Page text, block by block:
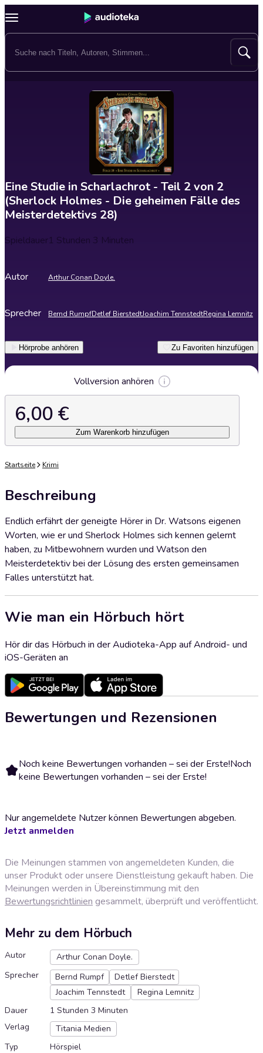
Eine Studie in Scharlachrot - Teil 2 von 2
(Sherlock Holmes - Die geheimen Fälle des
Meisterdetektivs 28)
Spieldauer1 Stunden 3 Minuten
Autor Arthur Conan Doyle.
Sprecher Bernd RumpfDetlef BierstedtJoachim TennstedtRegina Lemnitz
Hörprobe anhören Zu Favoriten hinzufügen
Vollversion anhören
6,00 €
Zum Warenkorb hinzufügen
Startseite Krimi
Beschreibung
Endlich erfährt der geneigte Hörer in Dr. Watsons eigenen
Worten, wie er und Sherlock Holmes sich kennen gelernt
haben, zu Mitbewohnern wurden und Watson den
Meisterdetektiv bei der Lösung des ersten gemeinsamen
Falles unterstützt hat.
Wie man ein Hörbuch hört
Hör dir das Hörbuch in der Audioteka-App auf Android- und
iOS-Geräten an
Bewertungen und Rezensionen
Noch keine Bewertungen vorhanden – sei der Erste!Noch
keine Bewertungen vorhanden – sei der Erste!
Nur angemeldete Nutzer können Bewertungen abgeben.
Jetzt anmelden
Die Meinungen stammen von angemeldeten Kunden, die
unser Produkt oder unsere Dienstleistung gekauft haben. Die
Meinungen werden in Übereinstimmung mit den
Bewertungsrichtlinien gesammelt, überprüft und veröffentlicht.
Mehr zu dem Hörbuch
Autor
Arthur Conan Doyle.
Sprecher
Bernd Rumpf
Detlef Bierstedt
Joachim Tennstedt
Regina Lemnitz
Dauer
1 Stunden 3 Minuten
Verlag
Titania Medien
Typ
Hörspiel